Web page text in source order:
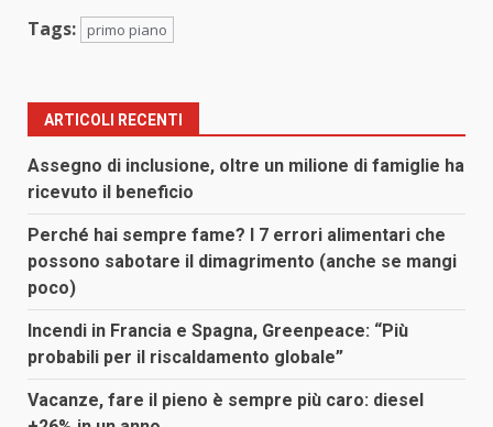
Tags: primo piano
ARTICOLI RECENTI
Assegno di inclusione, oltre un milione di famiglie ha
ricevuto il beneficio
Perché hai sempre fame? I 7 errori alimentari che
possono sabotare il dimagrimento (anche se mangi
poco)
Incendi in Francia e Spagna, Greenpeace: “Più
probabili per il riscaldamento globale”
Vacanze, fare il pieno è sempre più caro: diesel